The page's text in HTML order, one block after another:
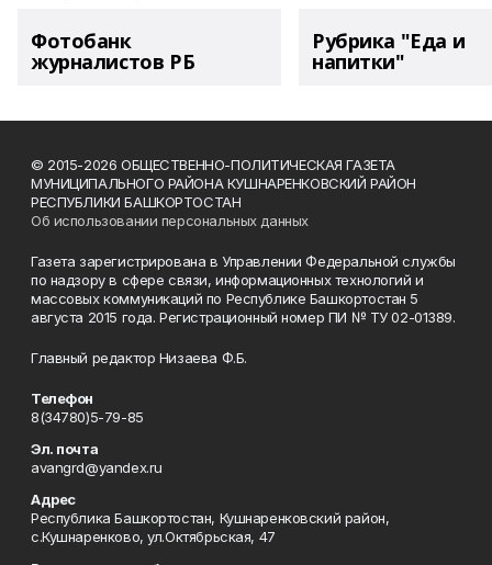
Фотобанк
журналистов РБ
Рубрика "Еда и
напитки"
© 2015-2026 ОБЩЕСТВЕННО-ПОЛИТИЧЕСКАЯ ГАЗЕТА
МУНИЦИПАЛЬНОГО РАЙОНА КУШНАРЕНКОВСКИЙ РАЙОН
РЕСПУБЛИКИ БАШКОРТОСТАН
Об использовании персональных данных
Газета зарегистрирована в Управлении Федеральной службы
по надзору в сфере связи, информационных технологий и
массовых коммуникаций по Республике Башкортостан 5
августа 2015 года. Регистрационный номер ПИ № ТУ 02-01389.
Главный редактор Низаева Ф.Б.
Телефон
8(34780)5-79-85
Эл. почта
avangrd@yandex.ru
Адрес
Республика Башкортостан, Кушнаренковский район,
с.Кушнаренково, ул.Октябрьская, 47